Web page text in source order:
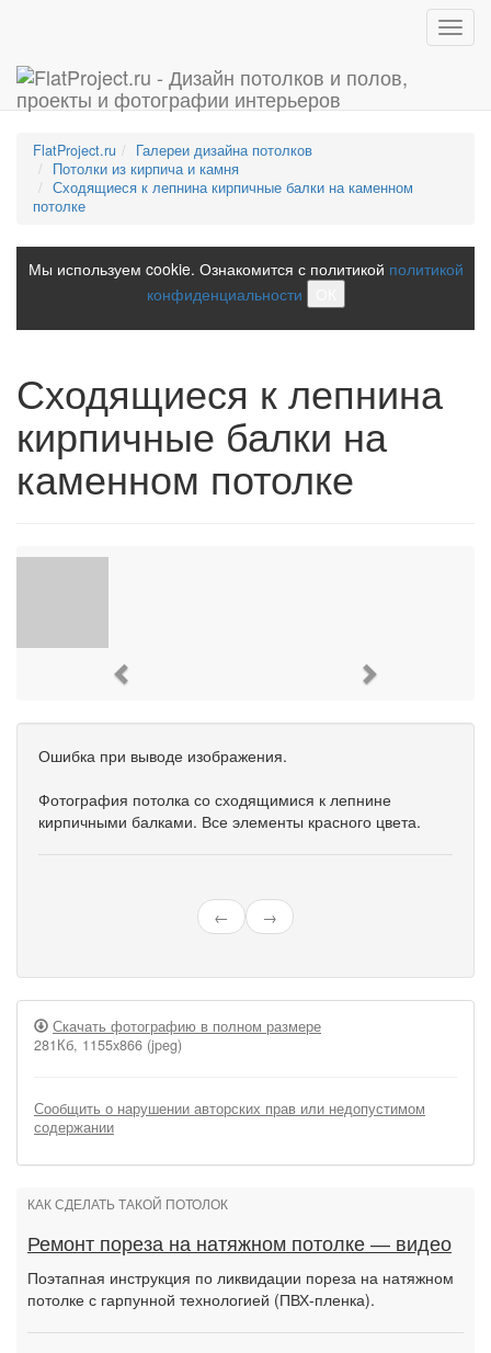
FlatProject.ru
Галереи дизайна потолков
Потолки из кирпича и камня
Сходящиеся к лепнина кирпичные балки на каменном
потолке
Мы используем cookie. Ознакомится с политикой политикой
конфиденциальности
Сходящиеся к лепнина
кирпичные балки на
каменном потолке
Ошибка при выводе изображения.
Фотография потолка со сходящимися к лепнине
кирпичными балками. Все элементы красного цвета.
← →
Скачать фотографию в полном размере
281Кб, 1155x866 (jpeg)
Сообщить о нарушении авторских прав или недопустимом
содержании
КАК СДЕЛАТЬ ТАКОЙ ПОТОЛОК
Ремонт пореза на натяжном потолке — видео
Поэтапная инструкция по ликвидации пореза на натяжном
потолке с гарпунной технологией (ПВХ-пленка).